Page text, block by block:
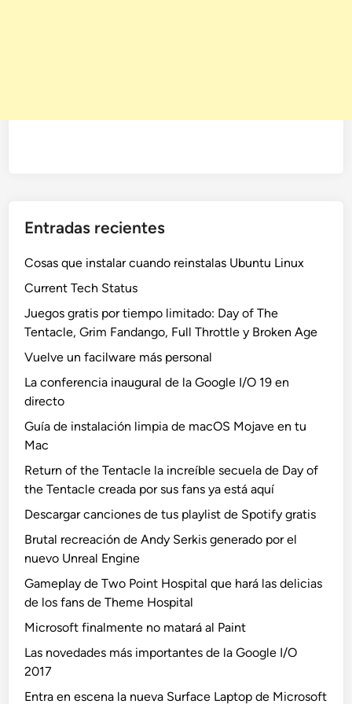
Entradas recientes
Cosas que instalar cuando reinstalas Ubuntu Linux
Current Tech Status
Juegos gratis por tiempo limitado: Day of The
Tentacle, Grim Fandango, Full Throttle y Broken Age
Vuelve un facilware más personal
La conferencia inaugural de la Google I/O 19 en
directo
Guía de instalación limpia de macOS Mojave en tu
Mac
Return of the Tentacle la increíble secuela de Day of
the Tentacle creada por sus fans ya está aquí
Descargar canciones de tus playlist de Spotify gratis
Brutal recreación de Andy Serkis generado por el
nuevo Unreal Engine
Gameplay de Two Point Hospital que hará las delicias
de los fans de Theme Hospital
Microsoft finalmente no matará al Paint
Las novedades más importantes de la Google I/O
2017
Entra en escena la nueva Surface Laptop de Microsoft